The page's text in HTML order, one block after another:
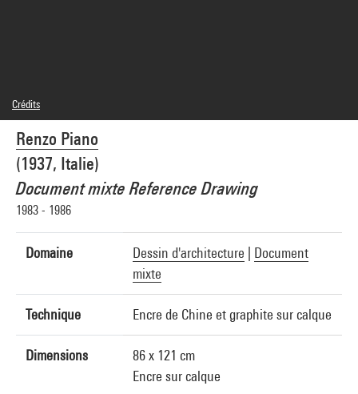
Renzo Piano
(1937, Italie)
Document mixte Reference Drawing
1983 - 1986
Domaine Dessin d'architecture
Document
mixte
Technique Encre de Chine et graphite sur calque
Dimensions
86 x 121 cm
Encre sur calque
Crédits
© Adagp, Paris
Crédit photographique : Centre Pompidou, MNAM-CCI/Audrey Laurans/Dist.
GrandPalaisRmn
Réf. image : 4N35310
Diffusion image :GrandPalaisRmnPhoto